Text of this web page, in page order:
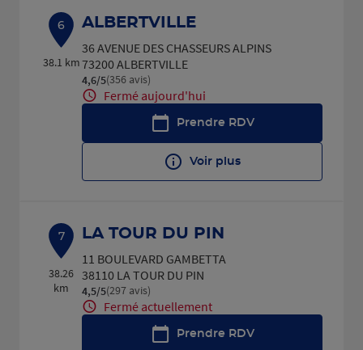
6
38.1 km
ALBERTVILLE
36 AVENUE DES CHASSEURS ALPINS
73200 ALBERTVILLE
4,6/5Note de 4.6 sur 5
(356 avis)
Fermé aujourd'hui
Prendre RDV
Voir plus
7
38.26
km
LA TOUR DU PIN
11 BOULEVARD GAMBETTA
38110 LA TOUR DU PIN
4,5/5Note de 4.5 sur 5
(297 avis)
Fermé actuellement
Prendre RDV